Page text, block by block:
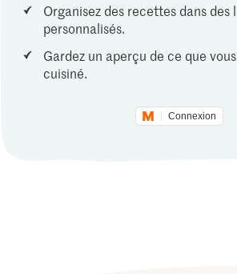
Organisez des recettes dans des
personnalisés.
Gardez un aperçu de ce que
cuisiné.
Connexion